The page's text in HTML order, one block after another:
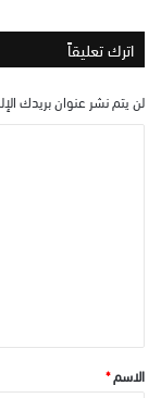
اترك تعليقاً
لن يتم نشر عنوان بريدك
*الاسم*